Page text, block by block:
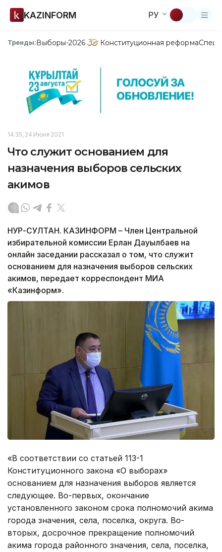
KAZINFORM РУ
Тренды:Выборы-2026 Конституционная реформа
14:35, 24 Июня 2021
Что служит основанием для
назначения выборов сельских
акимов
НУР-СУЛТАН. КАЗИНФОРМ – Член Центральной
избирательной комиссии Ерлан Дауылбаев на
онлайн заседании рассказал о том, что служит
основанием для назначения выборов сельских
акимов, передает корреспондент МИА
«Казинформ».
«В соответствии со статьей 113-1
Конституционного закона «О выборах»
основанием для назначения выборов является
следующее. Во-первых, окончание
установленного законом срока полномочий акима
города значения, села, поселка, округа. Во-
вторых, досрочное прекращение полномочий
акима города районного значения, села, поселка,